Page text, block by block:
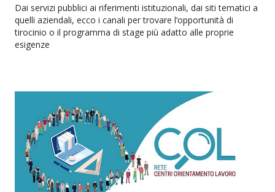
Dai servizi pubblici ai riferimenti istituzionali, dai siti tematici a
quelli aziendali, ecco i canali per trovare l’opportunità di
tirocinio o il programma di stage più adatto alle proprie
esigenze